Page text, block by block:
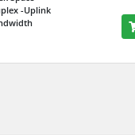
-Uplink